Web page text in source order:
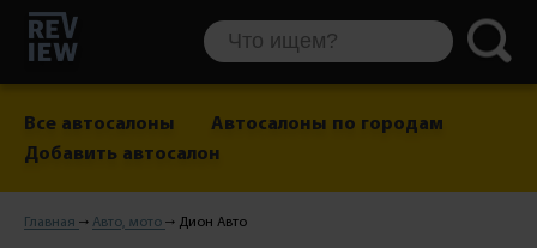
Все автосалоны
Автосалоны по городам
Добавить автосалон
Главная Авто, мото Дион Авто